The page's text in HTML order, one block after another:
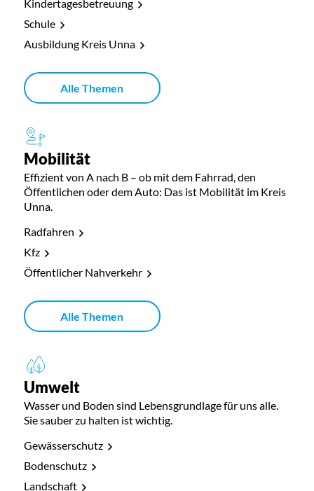
Kindertagesbetreuung
Schule
Ausbildung Kreis Unna
Alle Themen
Mobilität
Effizient von A nach B – ob mit dem Fahrrad, den
Öffentlichen oder dem Auto: Das ist Mobilität im Kreis
Unna.
Radfahren
Kfz
Öffentlicher Nahverkehr
Alle Themen
Umwelt
Wasser und Boden sind Lebensgrundlage für uns alle.
Sie sauber zu halten ist wichtig.
Gewässerschutz
Bodenschutz
Landschaft